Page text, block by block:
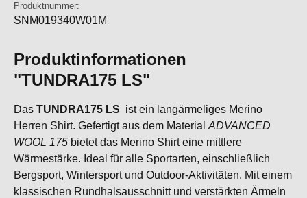
Produktnummer:
SNM019340W01M
Produktinformationen
"TUNDRA175 LS"
Das TUNDRA175 LS ist ein langärmeliges Merino
Herren Shirt. Gefertigt aus dem Material ADVANCED
WOOL 175 bietet das Merino Shirt eine mittlere
Wärmestärke. Ideal für alle Sportarten, einschließlich
Bergsport, Wintersport und Outdoor-Aktivitäten. Mit einem
klassischen Rundhalsausschnitt und verstärkten Ärmeln